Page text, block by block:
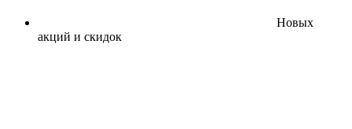
Новых
акций и скидок